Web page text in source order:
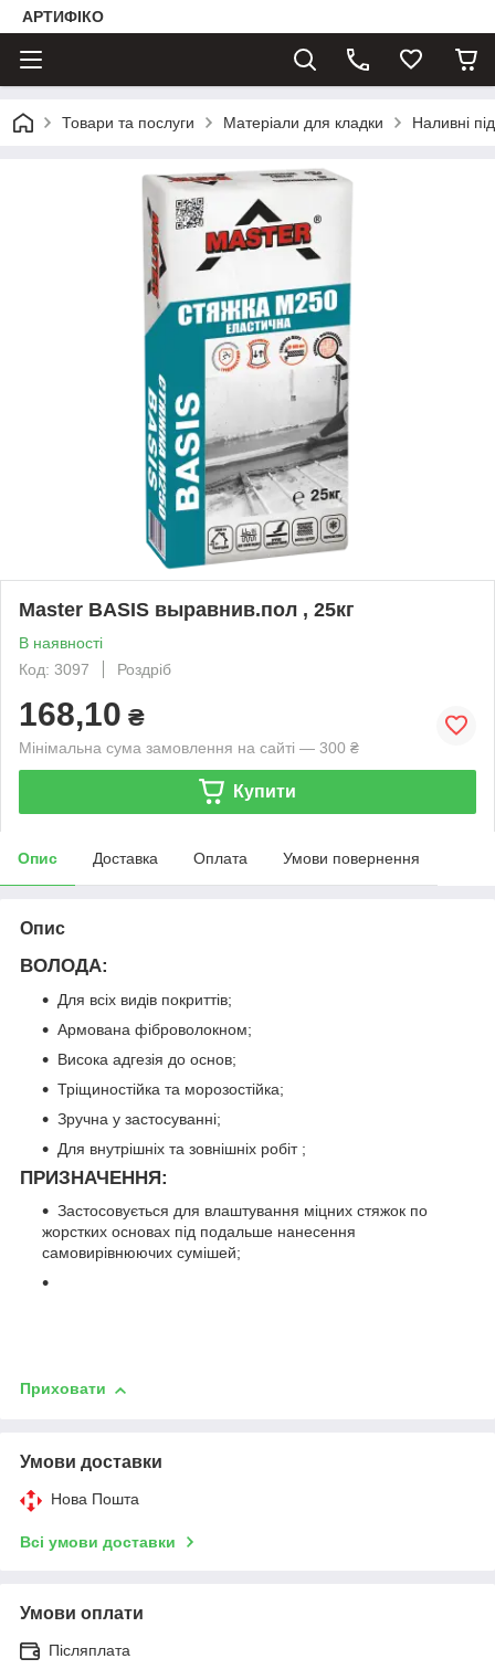
АРТИФІКО
Товари та послуги Матеріали для кладки Наливні
Master BASIS выравнив.пол , 25кг
В наявності
Код: 3097
Роздріб
168,10 ₴
Мінімальна сума замовлення на сайті — 300 ₴
Купити
Опис Доставка Оплата Умови повернення
Опис
ВОЛОДА:
Для всіх видів покриттів;
Армована фіброволокном;
Висока адгезія до основ;
Тріщиностійка та морозостійка;
Зручна у застосуванні;
Для внутрішніх та зовнішніх робіт ;
ПРИЗНАЧЕННЯ:
Застосовується для влаштування міцних стяжок по
жорстких основах під подальше нанесення
самовирівнюючих сумішей;
Приховати
Умови доставки
Нова Пошта
Всі умови доставки
Умови оплати
Післяплата